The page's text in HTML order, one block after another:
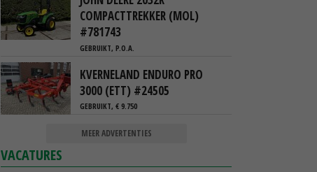
COMPACTTREKKER (MOL)
#781743
GEBRUIKT, P.O.A.
KVERNELAND ENDURO PRO
3000 (ETT) #24505
GEBRUIKT, € 9.750
MEER ADVERTENTIES
VACATURES